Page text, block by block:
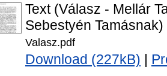
Text (Válasz - Mellár
Sebestyén Tamásnak)
Valasz.pdf
Download (227kB)